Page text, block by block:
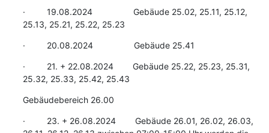
·         19.08.2024                 Gebäude 25.02, 25.11, 25.12,
25.13, 25.21, 25.22, 25.23
·         20.08.2024                 Gebäude 25.41
·         21. + 22.08.2024        Gebäude 25.22, 25.23, 25.31,
25.32, 25.33, 25.42, 25.43
Gebäudebereich 26.00
·         23. + 26.08.2024        Gebäude 26.01, 26.02, 26.03,